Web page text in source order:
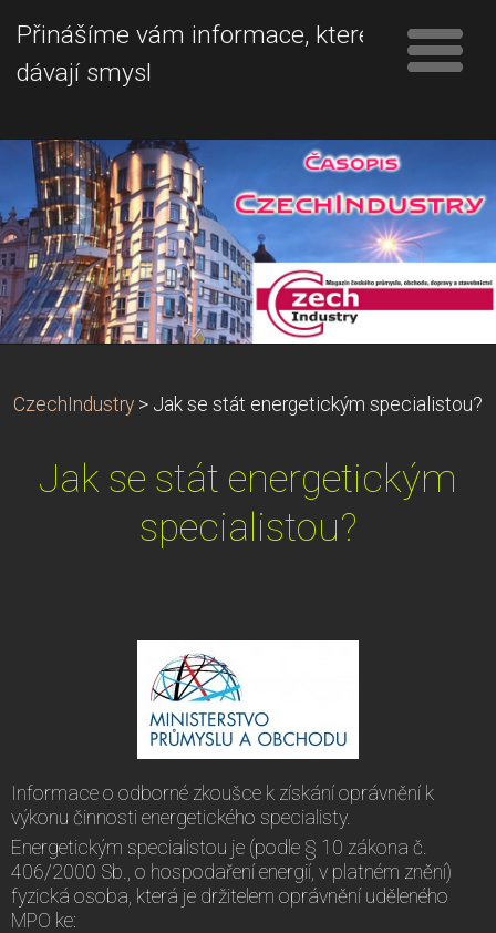
Přinášíme vám informace, které
dávají smysl
CzechIndustry > Jak se stát energetickým specialistou?
Jak se stát energetickým
specialistou?
Informace o odborné zkoušce k získání oprávnění k
výkonu činnosti energetického specialisty.
Energetickým specialistou je (podle § 10 zákona č.
406/2000 Sb., o hospodaření energií, v platném znění)
fyzická osoba, která je držitelem oprávnění uděleného
MPO ke: